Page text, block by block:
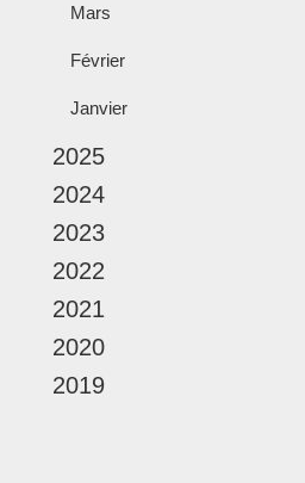
Mars
Février
Janvier
2025
2024
2023
2022
2021
2020
2019